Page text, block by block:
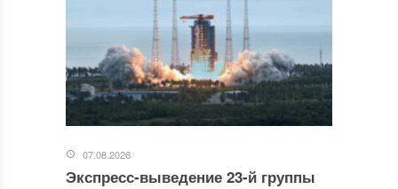
07.08.2026
Экспресс-выведение 23-й группы